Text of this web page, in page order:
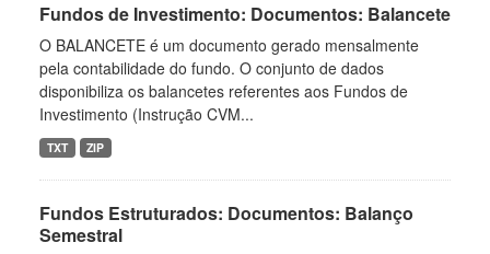
Fundos de Investimento: Documentos: Balancete
O BALANCETE é um documento gerado mensalmente
pela contabilidade do fundo. O conjunto de dados
disponibiliza os balancetes referentes aos Fundos de
Investimento (Instrução CVM...
TXT ZIP
Fundos Estruturados: Documentos: Balanço
Semestral